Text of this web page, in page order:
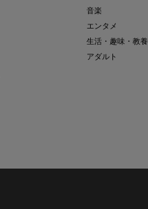
音楽
エンタメ
生活・趣味・教養
アダルト